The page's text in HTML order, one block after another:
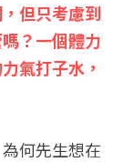
但只考慮到
？一個體力
氣打子水，
何先生想在